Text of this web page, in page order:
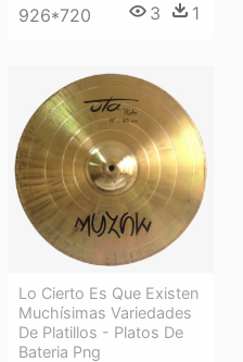
926*720 3 1
Lo Cierto Es Que Existen
Muchísimas Variedades
De Platillos - Platos De
Bateria Png